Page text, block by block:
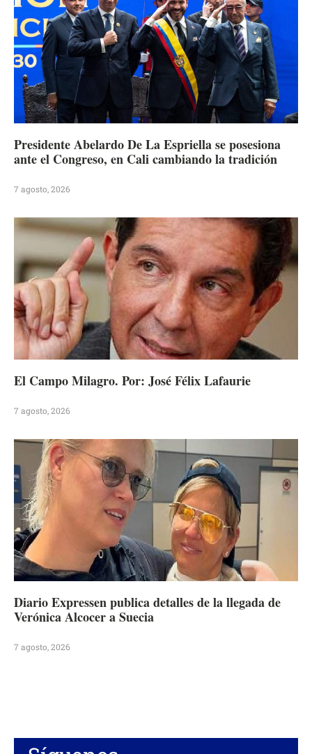
Presidente Abelardo De La Espriella se posesiona
ante el Congreso, en Cali cambiando la tradición
7 agosto, 2026
El Campo Milagro. Por: José Félix Lafaurie
7 agosto, 2026
Diario Expressen publica detalles de la llegada de
Verónica Alcocer a Suecia
7 agosto, 2026